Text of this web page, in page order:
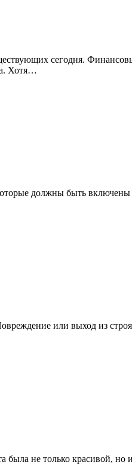
сегодня.
Хотя…
должны быть
или выход из
была не только красивой,